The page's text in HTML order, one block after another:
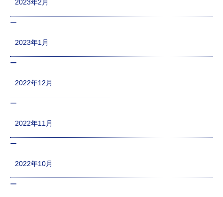
2023年2月
2023年1月
2022年12月
2022年11月
2022年10月